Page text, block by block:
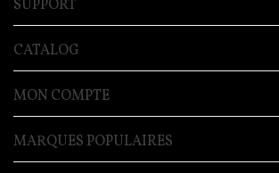
SUPPORT
CATALOG
MON COMPTE
MARQUES POPULAIRES